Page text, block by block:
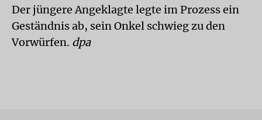
Der jüngere Angeklagte legte im Prozess ein
Geständnis ab, sein Onkel schwieg zu den
Vorwürfen. dpa